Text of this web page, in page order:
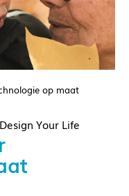
op maat
Your Life